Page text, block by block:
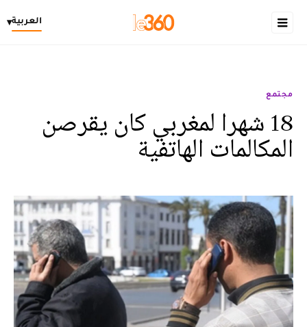
العربية▾
مجتمع
18 شهرا لمغربي كان يقرصن
المكالمات الهاتفية